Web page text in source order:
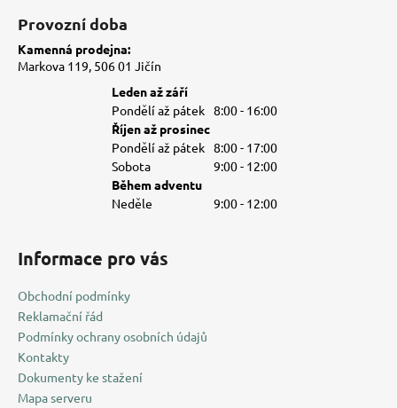
Provozní doba
Kamenná prodejna:
Markova 119, 506 01 Jičín
Leden až září
Pondělí až pátek 8:00 - 16:00
Říjen až prosinec
Pondělí až pátek 8:00 - 17:00
Sobota
9:00 - 12:00
Během adventu
Neděle
9:00 - 12:00
Informace pro vás
Obchodní podmínky
Reklamační řád
Podmínky ochrany osobních údajů
Kontakty
Dokumenty ke stažení
Mapa serveru